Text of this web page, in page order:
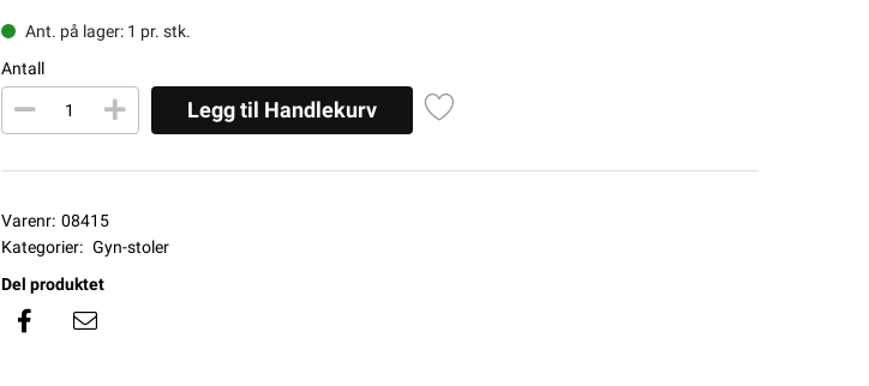
Ant. på lager: 1 pr. stk.
Antall
Legg til Handlekurv
Varenr: 08415
Kategorier: Gyn-stoler
Del produktet